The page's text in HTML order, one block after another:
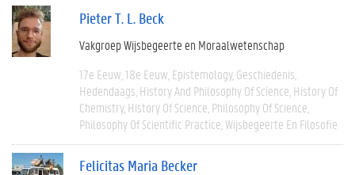
Pieter T. L. Beck
Vakgroep Wijsbegeerte en Moraalwetenschap
17e Eeuw 18e Eeuw Epistemology Geschiedenis
Hedendaags History And Philosophy Of Science History Of
Chemistry History Of Science Philosophy Of Science
Philosophy Of Scientific Practice Wijsbegeerte En Filosofie
Felicitas Maria Becker